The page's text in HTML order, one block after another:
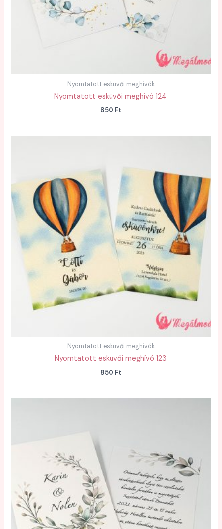
Nyomtatott esküvői meghívók
Nyomtatott esküvői meghívó 124.
850 Ft
Nyomtatott esküvői meghívók
Nyomtatott esküvői meghívó 123.
850 Ft